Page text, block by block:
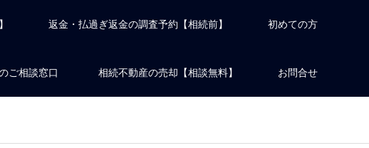
返金・払過ぎ返金の調査予約【相続前】 初めての方
ご相談窓口 相続不動産の売却【相談無料】 お問合せ